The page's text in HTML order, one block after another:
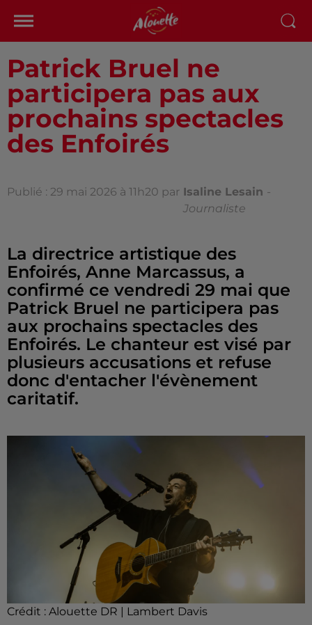
Patrick Bruel ne
participera pas aux
prochains spectacles
des Enfoirés
Publié : 29 mai 2026 à 11h20 par Isaline Lesain -
Journaliste
La directrice artistique des
Enfoirés, Anne Marcassus, a
confirmé ce vendredi 29 mai que
Patrick Bruel ne participera pas
aux prochains spectacles des
Enfoirés. Le chanteur est visé par
plusieurs accusations et refuse
donc d'entacher l'évènement
caritatif.
Crédit : Alouette DR | Lambert Davis